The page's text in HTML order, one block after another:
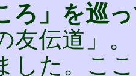
ろ」を巡
友伝道」
した。こ